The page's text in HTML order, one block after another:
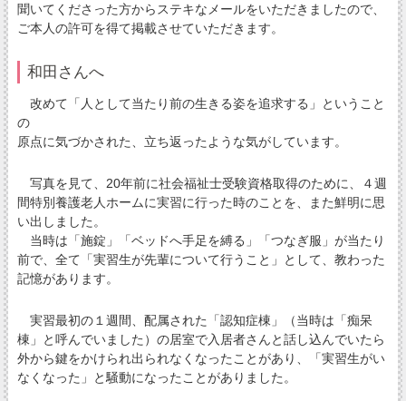
聞いてくださった方からステキなメールをいただきましたので、
ご本人の許可を得て掲載させていただきます。
和田さんへ
改めて「人として当たり前の生きる姿を追求する」ということ
の
原点に気づかされた、立ち返ったような気がしています。
写真を見て、20年前に社会福祉士受験資格取得のために、４週
間特別養護老人ホームに実習に行った時のことを、また鮮明に思
い出しました。
当時は「施錠」「ベッドへ手足を縛る」「つなぎ服」が当たり
前で、全て「実習生が先輩について行うこと」として、教わった
記憶があります。
実習最初の１週間、配属された「認知症棟」（当時は「痴呆
棟」と呼んでいました）の居室で入居者さんと話し込んでいたら
外から鍵をかけられ出られなくなったことがあり、「実習生がい
なくなった」と騒動になったことがありました。